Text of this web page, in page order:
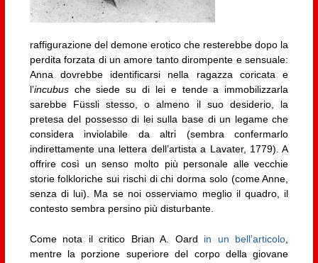
raffigurazione del demone erotico che resterebbe dopo la
perdita forzata di un amore tanto dirompente e sensuale:
Anna dovrebbe identificarsi nella ragazza coricata e
l’incubusche siede su di lei e tende a immobilizzarla
sarebbe Füssli stesso, o almeno il suo desiderio, la
pretesa del possesso di lei sulla base di un legame che
considera inviolabile da altri (sembra confermarlo
indirettamente una lettera dell’artista a Lavater, 1779). A
offrire così un senso molto più personale alle vecchie
storie folkloriche sui rischi di chi dorma solo (come Anne,
senza di lui). Ma se noi osserviamo meglio il quadro, il
contesto sembra persino più disturbante.
Come nota il critico Brian A. Oard in un bell’articolo,
mentre la porzione superiore del corpo della giovane